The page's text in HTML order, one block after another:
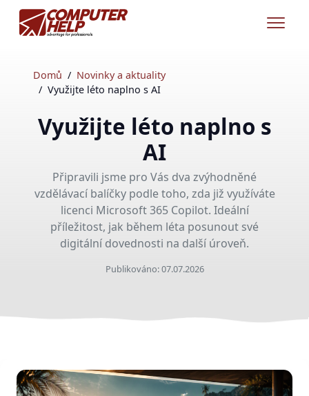
Domů
Novinky a aktuality
Využijte léto naplno s AI
Využijte léto naplno s
AI
Připravili jsme pro Vás dva zvýhodněné
vzdělávací balíčky podle toho, zda již využíváte
licenci Microsoft 365 Copilot. Ideální
příležitost, jak během léta posunout své
digitální dovednosti na další úroveň.
Publikováno: 07.07.2026